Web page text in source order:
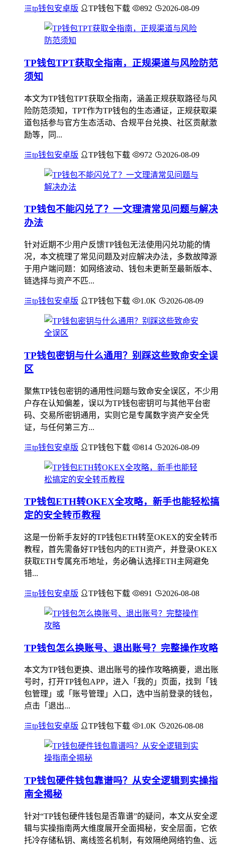
tp钱包安卓版 TP钱包下载 892 2026-08-09
TP钱包TPT获取全指南，正规渠道与风险防范
须知
本文为TP钱包TPT获取全指南，涵盖正规获取路径与风
险防范须知，TPT作为TP钱包的生态通证，正规获取渠
道包括参与官方生态活动、合规平台兑换、社区贡献激
励等，同...
tp钱包安卓版 TP钱包下载 972 2026-08-09
TP钱包不能闪兑了？一文理清常见问题与解决
办法
针对近期不少用户反馈TP钱包无法使用闪兑功能的情
况，本文梳理了常见问题及对应解决办法，多数故障源
于用户端问题：如网络波动、钱包未更新至最新版本、
链选择与资产不匹...
tp钱包安卓版 TP钱包下载 1.0K 2026-08-09
TP钱包密钥与什么通用？别踩这些致命安全误
区
聚焦TP钱包密钥的通用性问题与致命安全误区，不少用
户存在认知偏差，误以为TP钱包密钥可与其他平台密
码、交易所密钥通用，实则它是专属数字资产安全凭
证，与任何第三方...
tp钱包安卓版 TP钱包下载 814 2026-08-09
TP钱包ETH转OKEX全攻略，新手也能轻松搞
定的安全转币教程
这是一份新手友好的TP钱包ETH转至OKEX的安全转币
教程，首先需备好TP钱包内的ETH资产，并登录OKEX
获取ETH专属充币地址，务必确认选择ETH主网避免
错...
tp钱包安卓版 TP钱包下载 891 2026-08-08
TP钱包怎么换账号、退出账号？完整操作攻略
本文为TP钱包更换、退出账号的操作攻略摘要，退出账
号时，打开TP钱包APP，进入「我的」页面，找到「钱
包管理」或「账号管理」入口，选中当前登录的钱包，
点击「退出...
tp钱包安卓版 TP钱包下载 1.0K 2026-08-08
TP钱包硬件钱包靠谱吗？从安全逻辑到实操指
南全揭秘
针对“TP钱包硬件钱包是否靠谱”的疑问，本文从安全逻
辑与实操指南两大维度展开全面揭秘，安全层面，它依
托冷存储私钥、离线签名机制，有效隔绝网络钓鱼、远